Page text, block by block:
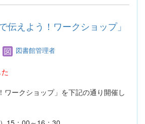
伝えよう！ワークショップ」
図書館管理者
ワークショップ」を下記の通り開催し